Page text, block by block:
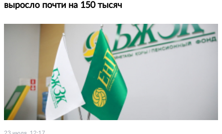
выросло почти на 150 тысяч